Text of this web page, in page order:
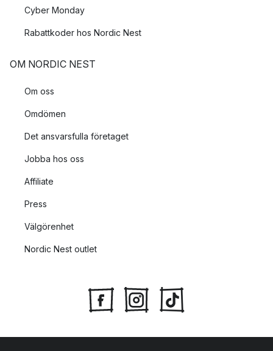
Cyber Monday
Rabattkoder hos Nordic Nest
OM NORDIC NEST
Om oss
Omdömen
Det ansvarsfulla företaget
Jobba hos oss
Affiliate
Press
Välgörenhet
Nordic Nest outlet